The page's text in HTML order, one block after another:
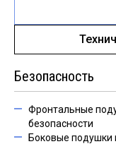
Безопасность
Фронтальные
безопасности
Боковые подушки